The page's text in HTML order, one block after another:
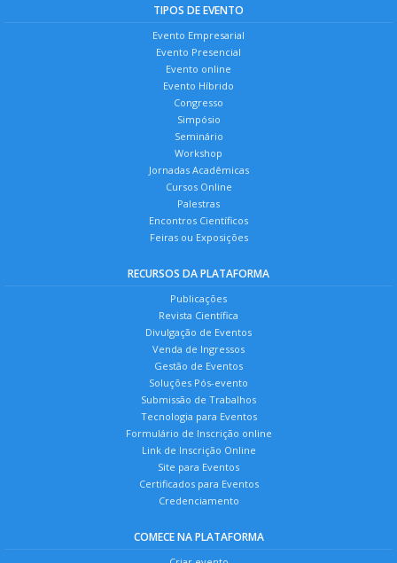
TIPOS DE EVENTO
Evento Empresarial
Evento Presencial
Evento online
Evento Híbrido
Congresso
Simpósio
Seminário
Workshop
Jornadas Acadêmicas
Cursos Online
Palestras
Encontros Científicos
Feiras ou Exposições
RECURSOS DA PLATAFORMA
Publicações
Revista Científica
Divulgação de Eventos
Venda de Ingressos
Gestão de Eventos
Soluções Pós-evento
Submissão de Trabalhos
Tecnologia para Eventos
Formulário de Inscrição online
Link de Inscrição Online
Site para Eventos
Certificados para Eventos
Credenciamento
COMECE NA PLATAFORMA